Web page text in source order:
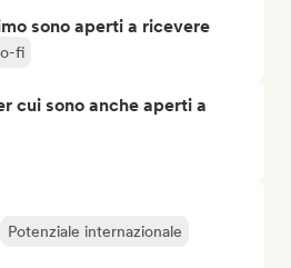
sono aperti a ricevere
fi
cui sono anche aperti a
Potenziale internazionale